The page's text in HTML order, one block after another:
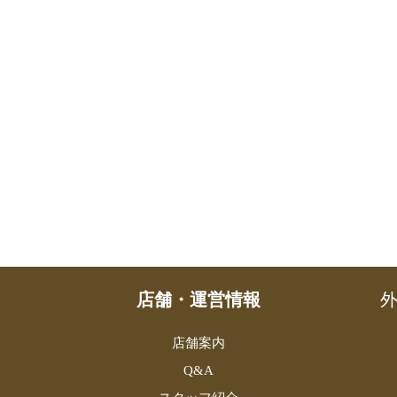
店舗・運営情報
店舗案内
Q&A